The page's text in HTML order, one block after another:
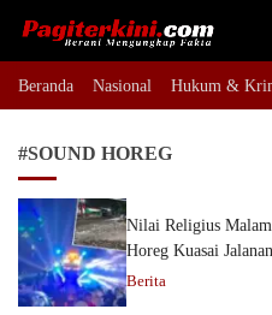
Pagiterkini.com
Berani Mengungkap Fakta
Beranda Nasional Hukum &
#SOUND HOREG
Nilai Religius
Horeg Kuasai
Berita